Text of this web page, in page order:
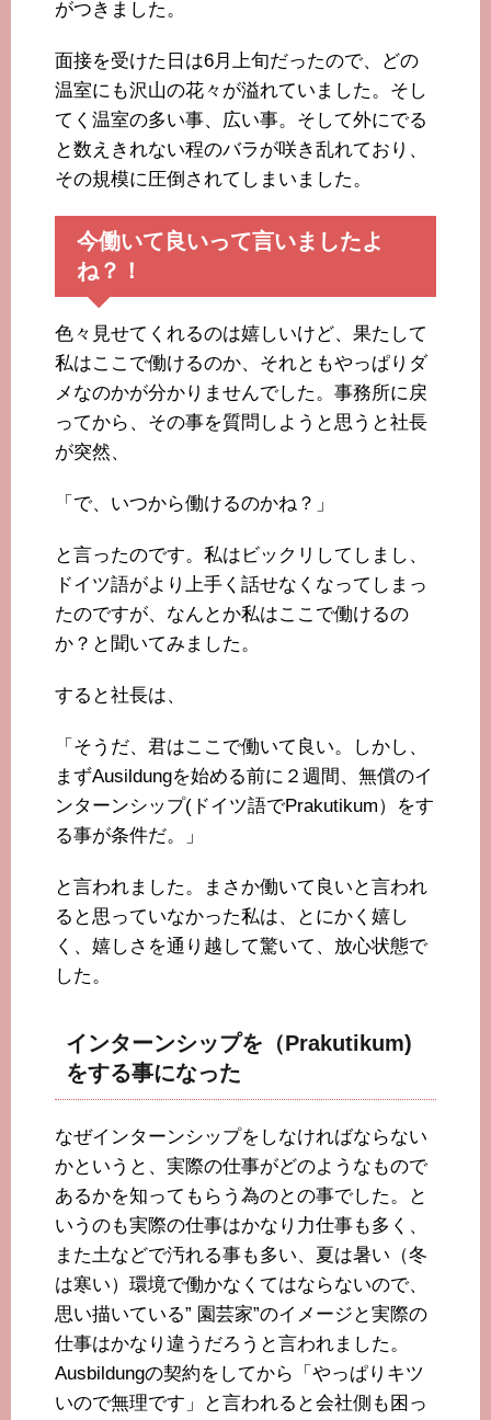
がつきました。
面接を受けた日は6月上旬だったので、どの
温室にも沢山の花々が溢れていました。そし
てく温室の多い事、広い事。そして外にでる
と数えきれない程のバラが咲き乱れており、
その規模に圧倒されてしまいました。
今働いて良いって言いましたよ
ね？！
色々見せてくれるのは嬉しいけど、果たして
私はここで働けるのか、それともやっぱりダ
メなのかが分かりませんでした。事務所に戻
ってから、その事を質問しようと思うと社長
が突然、
「で、いつから働けるのかね？」
と言ったのです。私はビックリしてしまし、
ドイツ語がより上手く話せなくなってしまっ
たのですが、なんとか私はここで働けるの
か？と聞いてみました。
すると社長は、
「そうだ、君はここで働いて良い。しかし、
まずAusildungを始める前に２週間、無償のイ
ンターンシップ(ドイツ語でPrakutikum）をす
る事が条件だ。」
と言われました。まさか働いて良いと言われ
ると思っていなかった私は、とにかく嬉し
く、嬉しさを通り越して驚いて、放心状態で
した。
インターンシップを（Prakutikum)
をする事になった
なぜインターンシップをしなければならない
かというと、実際の仕事がどのようなもので
あるかを知ってもらう為のとの事でした。と
いうのも実際の仕事はかなり力仕事も多く、
また土などで汚れる事も多い、夏は暑い（冬
は寒い）環境で働かなくてはならないので、
思い描いている” 園芸家”のイメージと実際の
仕事はかなり違うだろうと言われました。
Ausbildungの契約をしてから「やっぱりキツ
いので無理です」と言われると会社側も困っ